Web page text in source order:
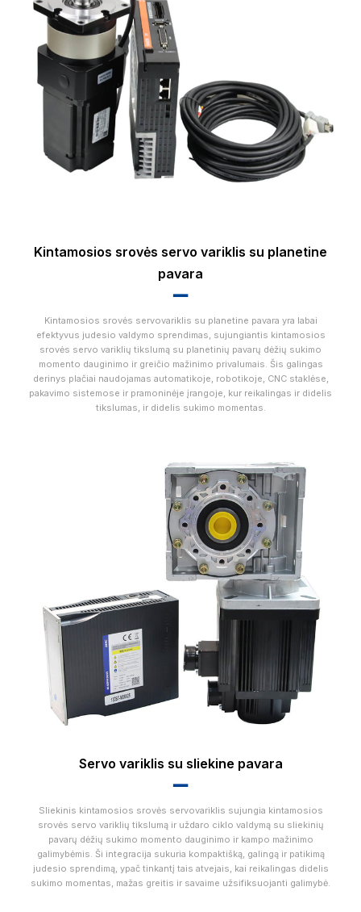
Kintamosios srovės servo variklis su planetine
pavara
▂▂
Kintamosios srovės servovariklis su planetine pavara yra labai
efektyvus judesio valdymo sprendimas, sujungiantis kintamosios
srovės servo variklių tikslumą su planetinių pavarų dėžių sukimo
momento dauginimo ir greičio mažinimo privalumais. Šis galingas
derinys plačiai naudojamas automatikoje, robotikoje, CNC staklėse,
pakavimo sistemose ir pramoninėje įrangoje, kur reikalingas ir didelis
tikslumas, ir didelis sukimo momentas.
Servo variklis su sliekine pavara
▂▂
Sliekinis kintamosios srovės servovariklis sujungia kintamosios
srovės servo variklių tikslumą ir uždaro ciklo valdymą su sliekinių
pavarų dėžių sukimo momento dauginimo ir kampo mažinimo
galimybėmis. Ši integracija sukuria kompaktišką, galingą ir patikimą
judesio sprendimą, ypač tinkantį tais atvejais, kai reikalingas didelis
sukimo momentas, mažas greitis ir savaime užsifiksuojanti galimybė.